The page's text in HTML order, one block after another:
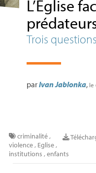
L’Église
Trois
parIvan Jablonka, le
criminalité,
violence, Eglise,
institutions ,enfants